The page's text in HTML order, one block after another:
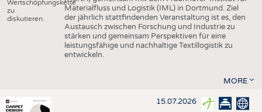
Wertschöpfungskette
zu
diskutieren.
Materialfluss und Logistik (IML) in Dortmund. Ziel
der jährlich stattfindenden Veranstaltung ist es, den
Austausch zwischen Forschung und Industrie zu
stärken und gemeinsam Perspektiven für eine
leistungsfähige und nachhaltige Textillogistik zu
entwickeln.
MORE
15.07.2026